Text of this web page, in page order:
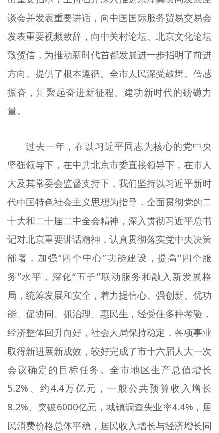
谈会并发表重要讲话，向中国国际服务贸易交易会
发表重要视频致辞，向中关村论坛、北京文化论坛
致贺信，为推动新时代首都发展进一步指明了前进
方向、提供了根本遵循。全市人民深受鼓舞、倍感
振奋，汇聚起奋进新征程、建功新时代的磅礴力
量。
过去一年，在以习近平同志为核心的党中央
坚强领导下，在中共北京市委直接领导下，在市人
大及其常委会监督支持下，我们坚持以习近平新时
代中国特色社会主义思想为指导，全面贯彻党的二
十大和二十届二中全会精神，深入贯彻习近平总书
记对北京重要讲话精神，认真贯彻落实党中央决策
部署，加强“四个中心”功能建设，提高“四个服
务”水平，深化“五子”联动服务和融入新发展格
局，统筹发展和安全，着力提信心、强创新、优功
能、促协同、抓治理、惠民生，经受住多种考验，
经济整体回升向好，社会大局保持稳定，各项事业
取得新进展新成效，较好完成了市十六届人大一次
会议确定的目标任务。全市地区生产总值增长
5.2%、约4.4万亿元，一般公共预算收入增长
8.2%、突破6000亿元，城镇调查失业率4.4%，居
民消费价格总体平稳，居民收入增长与经济增长同